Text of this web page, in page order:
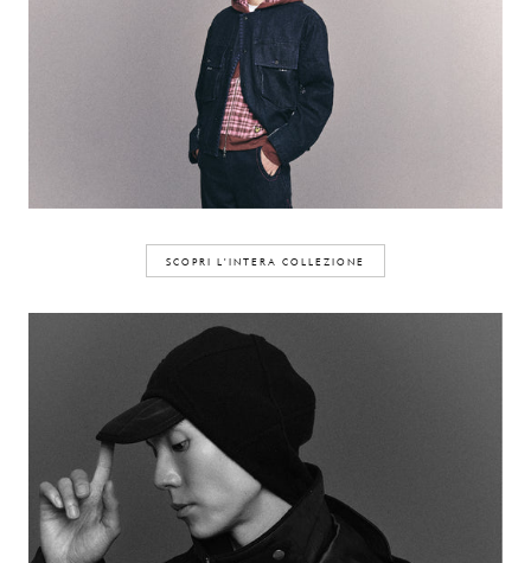
SCOPRI L'INTERA COLLEZIONE